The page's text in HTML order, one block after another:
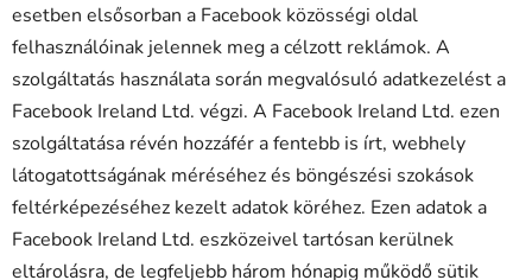
esetben elsősorban a Facebook közösségi oldal
felhasználóinak jelennek meg a célzott reklámok. A
szolgáltatás használata során megvalósuló adatkezelést a
Facebook Ireland Ltd. végzi. A Facebook Ireland Ltd. ezen
szolgáltatása révén hozzáfér a fentebb is írt, webhely
látogatottságának méréséhez és böngészési szokások
feltérképezéséhez kezelt adatok köréhez. Ezen adatok a
Facebook Ireland Ltd. eszközeivel tartósan kerülnek
eltárolásra, de legfeljebb három hónapig működő sütik